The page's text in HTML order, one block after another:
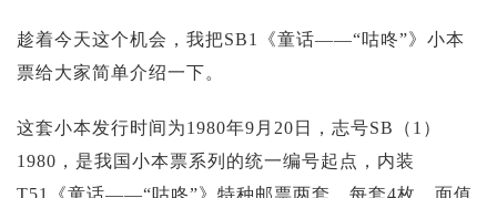
趁着今天这个机会，我把SB1《童话——“咕咚”》小本
票给大家简单介绍一下。
这套小本发行时间为1980年9月20日，志号SB（1）
1980，是我国小本票系列的统一编号起点，内装
T51《童话——“咕咚”》特种邮票两套，每套4枚，面值